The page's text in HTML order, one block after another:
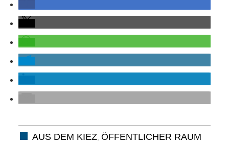
ANDERE
BLICK
NETZWERK
SPONSORING
AUS DEM KIEZ, ÖFFENTLICHER RAUM